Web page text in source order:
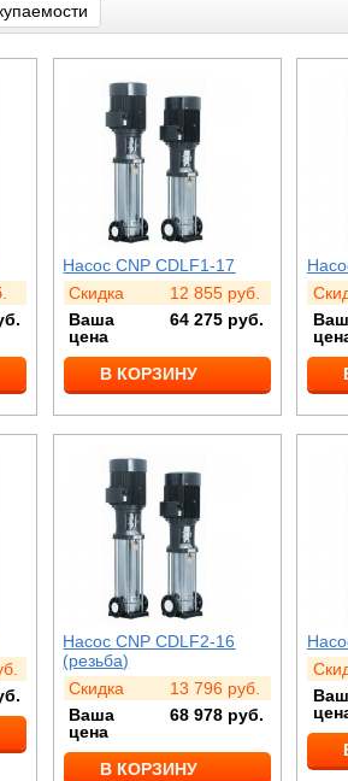
Насос CNP CDLF1-17
Скидка
12 855 руб.
Ваша
цена
64 275 руб.
В КОРЗИНУ
Насос CNP CDLF2-16
(резьба)
Скидка
13 796 руб.
Ваша
цена
68 978 руб.
В КОРЗИНУ